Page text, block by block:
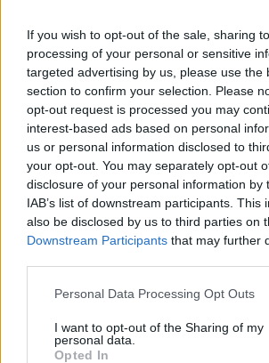
If you wish to opt-out of the sale, sharing
processing of your personal or sensitive
targeted advertising by us, please use the
section to confirm your selection. Please
opt-out request is processed you may
interest-based ads based on personal
us or personal information disclosed to
your opt-out. You may separately opt-out
disclosure of your personal information by
IAB’s list of downstream participants. This
also be disclosed by us to third parties on
Downstream Participants that may further
Personal Data Processing Opt Outs
I want to opt-out of the Sharing of my
personal data.
Opted In
REQUISITOS NECESARIOS
No haber cumplido 26 años antes del
curso escolar respecto al cual se
Estar matriculado en un centro
DOCUMENTACIÓN NECESARIA
Una fotografía reciente tamaño
tutor/a.
Certificado de estar matriculado,
centro oficial correspondiente.